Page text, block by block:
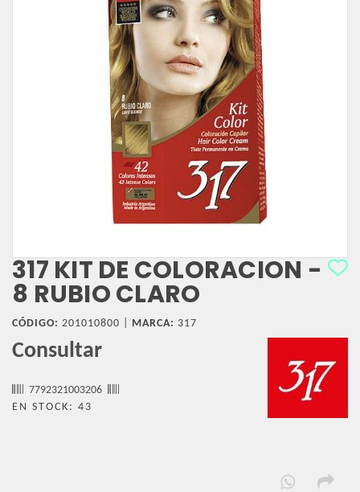
317 KIT DE COLORACION -
8 RUBIO CLARO
CÓDIGO: 201010800 | MARCA: 317
Consultar
7792321003206
EN STOCK: 43